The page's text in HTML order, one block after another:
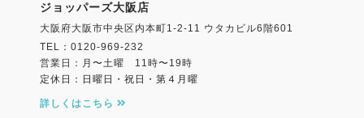
ジョッパーズ大阪店
大阪府大阪市中央区内本町1-2-11 ウタカビル6階601
TEL：0120-969-232
営業日：月〜土曜 11時〜19時
定休日：日曜日・祝日・第４月曜
詳しくはこちら